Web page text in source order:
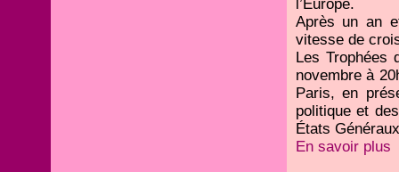
l’Europe.
Après un an
vitesse de
Les Trophées
novembre à
Paris, en
politique et
États
En savoir plus